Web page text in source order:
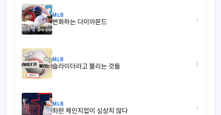
MLB
변화하는 다이아몬드 ›
MLB
슬라이더라고 불리는 것들 ›
MLB
좌완 체인지업이 심상치 않다 ›